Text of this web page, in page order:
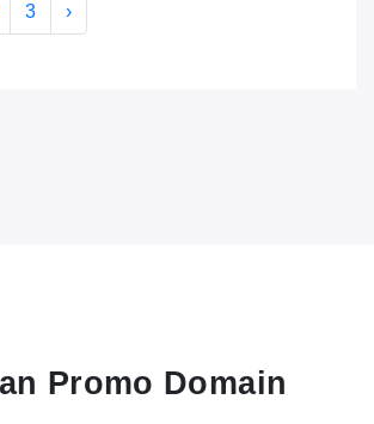
3 ›
Promo Domain